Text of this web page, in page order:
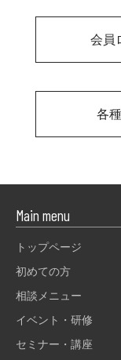
会員
各
Main menu
トップページ
初めての方
相談メニュー
イベント・研修
セミナー・講座